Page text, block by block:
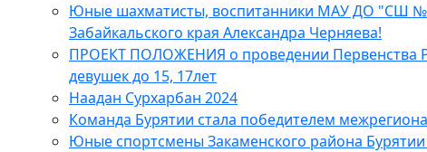
Юные шахматисты, воспитанники МАУ ДО "СШ №
Забайкальского края Александра Черняева!
ПРОЕКТ ПОЛОЖЕНИЯ о проведении Первенства
девушек до 15, 17лет
Наадан Сурхарбан 2024
Команда Бурятии стала победителем
Юные спортсмены Закаменского района